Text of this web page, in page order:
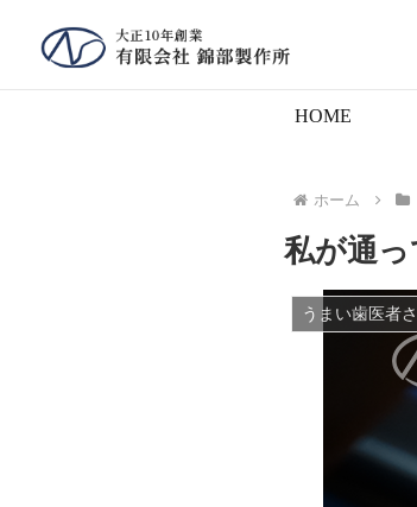
HOME
ホーム
私が通
うまい歯医者